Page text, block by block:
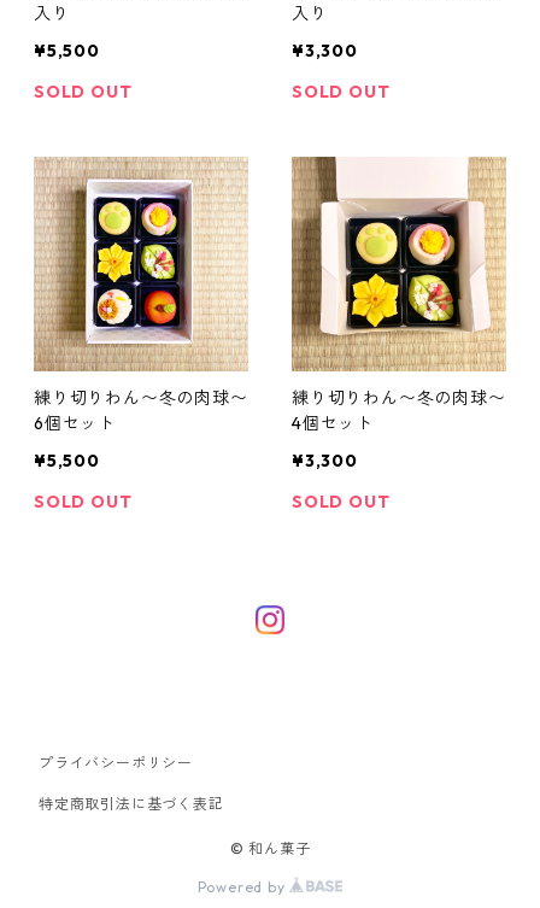
入り
¥5,500
SOLD OUT
入り
¥3,300
SOLD OUT
練り切りわん〜冬の肉球〜
6個セット
¥5,500
SOLD OUT
練り切りわん〜冬の肉球〜
4個セット
¥3,300
SOLD OUT
プライバシーポリシー
特定商取引法に基づく表記
© 和ん菓子
Powered by